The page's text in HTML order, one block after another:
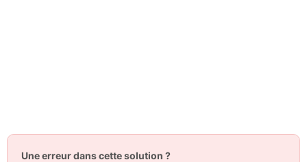
Une erreur dans cette solution ?